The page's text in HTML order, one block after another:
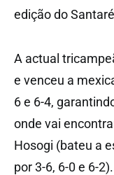
edição do
A actual
e venceu a
6 e 6-4,
onde vai
Hosogi (bateu a
por 3-6, 6-0 e 6-2).